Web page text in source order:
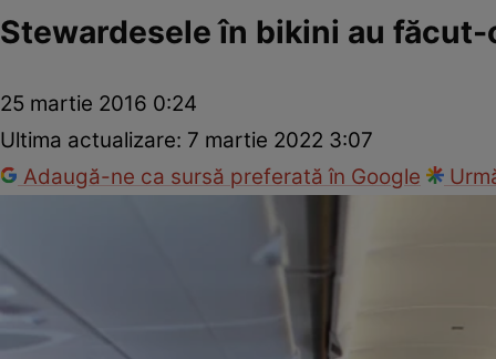
Stewardesele în bikini au
25 martie 2016 0:24
Ultima actualizare: 7 martie 2022 3:07
Adaugă-ne ca sursă preferată în Google